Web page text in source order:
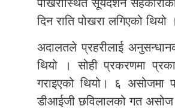
पोखरास्थित सूर्यदर्शन
दिन राति पोखरा लगिएको
अदालतले प्रहरीलाई
थियो । सोही प्रकरणमा
गराइएको थियो। ६ असोजमा
डीआईजी छविलालको गत असोज